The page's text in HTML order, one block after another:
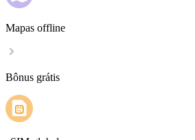
Mapas offline
Bônus grátis